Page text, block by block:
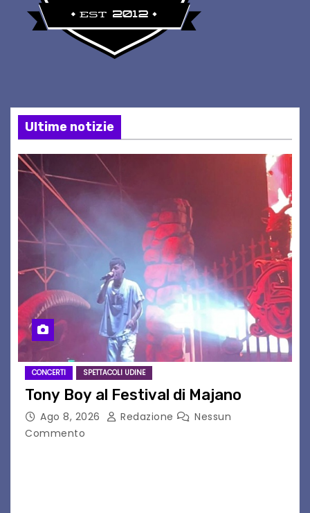
Ultime notizie
CONCERTI SPETTACOLI UDINE
Tony Boy al Festival di Majano
Ago 8, 2026 Redazione
Nessun
Commento